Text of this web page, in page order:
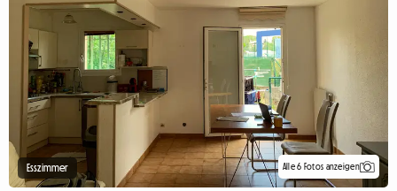
Esszimmer Alle 6 Fotos anzeigen